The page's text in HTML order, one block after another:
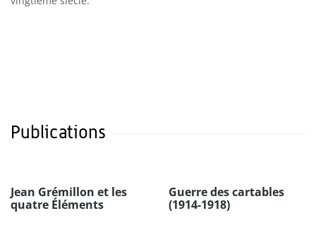
Publications
Jean Grémillon et les
quatre Éléments
Guerre des cartables
(1914-1918)